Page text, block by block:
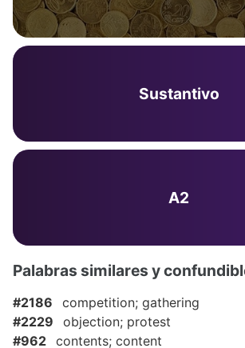
Sustantivo
A2
Palabras similares y
#2186
competition; gathering
#2229
objection; protest
#962 contents; content